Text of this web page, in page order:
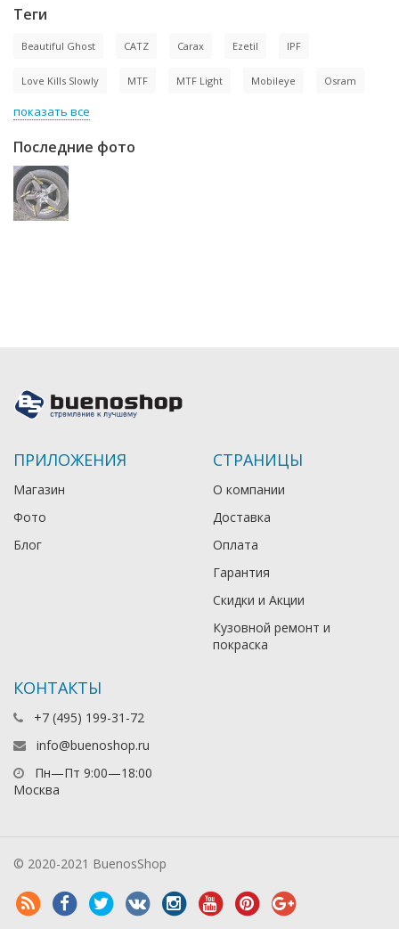
Теги
Beautiful Ghost CATZ Carax Ezetil IPF
Love Kills Slowly MTF MTF Light Mobileye Osram
показать все
Последние фото
ПРИЛОЖЕНИЯ
Магазин
Фото
Блог
СТРАНИЦЫ
О компании
Доставка
Оплата
Гарантия
Скидки и Акции
Кузовной ремонт и
покраска
КОНТАКТЫ
+7 (495) 199-31-72
info@buenoshop.ru
Пн—Пт 9:00—18:00
Москва
© 2020-2021 BuenosShop